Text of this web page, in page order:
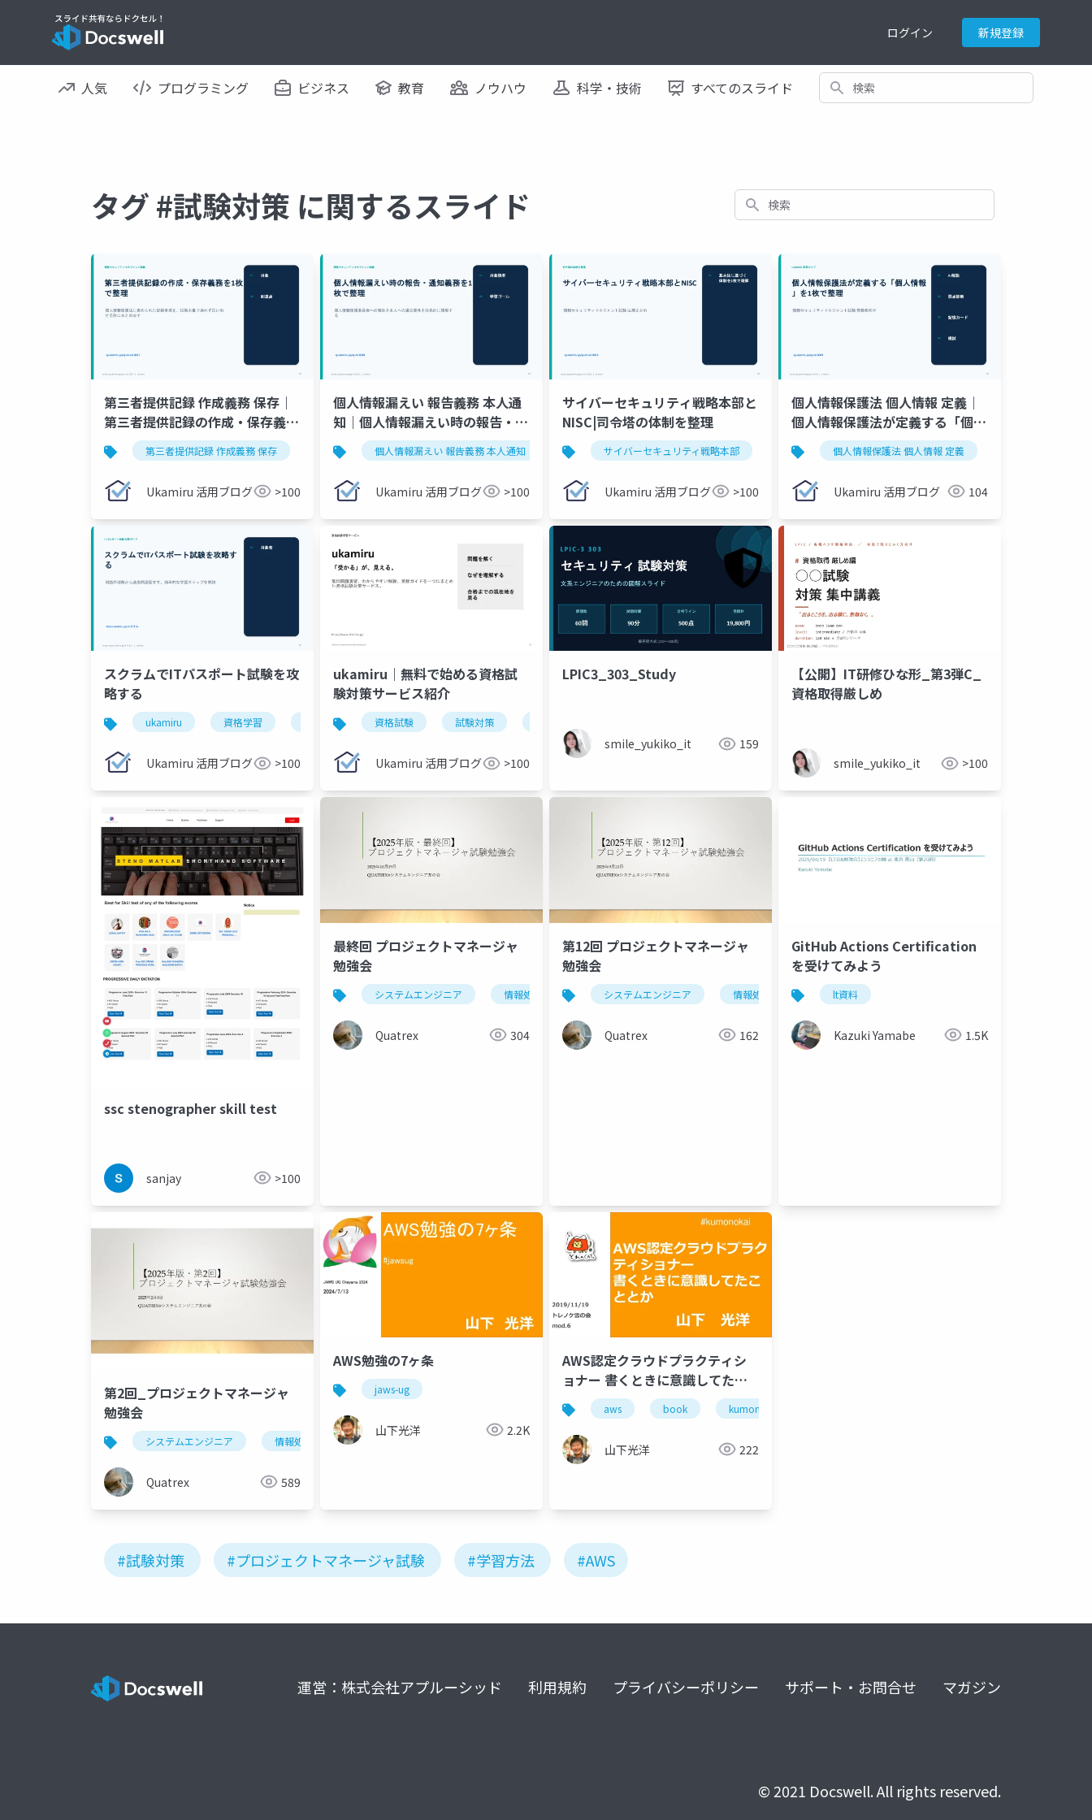
ログイン 新規登録
人気 プログラミング ビジネス 教育 ノウハウ 科学・技術 すべてのスライド 検索
タグ #試験対策 に関するスライド 検索
第三者提供記録 作成義務 保存｜
第三者提供記録の作成・保存義務
を1枚で整理第三者提供記録 作成義務 保存 情報セキュリティマネジメント試験 年月日 相手方の氏名・名称 個人情報保護法 ukamiru 資格学習
Ukamiru 活用ブログ >100
個人情報漏えい 報告義務 本人通
知｜個人情報漏えい時の報告・通
知義務を1枚で整理
個人情報漏えい 報告義務 本人通知 情報セキュリティマネジメント試験 個人情報保護委員会 要配慮個人情報
Ukamiru 活用ブログ >100
サイバーセキュリティ戦略本部と
NISC|司令塔の体制を整理
サイバーセキュリティ戦略本部 情報セキュリティマネジメント試験
Ukamiru 活用ブログ >100
個人情報保護法 個人情報 定義｜
個人情報保護法が定義する「個人
情報」を1枚で整理
個人情報保護法 個人情報 定義
Ukamiru 活用ブログ 104
スクラムでITパスポート試験を攻
略する
ukamiru 資格学習 試験対策 過去問 学習ガイド
Ukamiru 活用ブログ >100
ukamiru｜無料で始める資格試
験対策サービス紹介
資格試験 試験対策
Ukamiru 活用ブログ >100
LPIC3_303_Study
smile_yukiko_it 159
【公開】IT研修ひな形_第3弾C_
資格取得厳しめ
smile_yukiko_it >100
ssc stenographer skill test
sanjay >100
最終回 プロジェクトマネージャ
勉強会
システムエンジニア 情報処理技術者試験 プロジェクトマネージャ
Quatrex 304
第12回 プロジェクトマネージャ
勉強会
システムエンジニア 情報処理技術者試験 プロジェクトマネージャ
Quatrex 162
GitHub Actions Certification
を受けてみよう
lt資料
Kazuki Yamabe 1.5K
第2回_プロジェクトマネージャ
勉強会
システムエンジニア 情報処理技術者試験 プロジェクトマネージャ
Quatrex 589
AWS勉強の7ヶ条
jaws-ug
山下光洋 2.2K
AWS認定クラウドプラクティシ
ョナー 書くときに意識してたこ
ととか aws book kumonokai
山下光洋 222
#試験対策 #プロジェクトマネージャ試験 #学習方法 #AWS
運営：株式会社アプルーシッド 利用規約 プライバシーポリシー サポート・お問合せ マガジン
© 2021 Docswell. All rights reserved.